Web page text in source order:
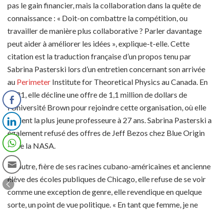
pas le gain financier, mais la collaboration dans la quête de
connaissance : « Doit-on combattre la compétition, ou
travailler de manière plus collaborative ? Parler davantage
peut aider à améliorer les idées », explique-t-elle. Cette
citation est la traduction française d’un propos tenu par
Sabrina Pasterski lors d’un entretien concernant son arrivée
au Perimeter Institute for Theoretical Physics au Canada. En
2021, elle décline une offre de 1,1 million de dollars de
l’Université Brown pour rejoindre cette organisation, où elle
devient la plus jeune professeure à 27 ans. Sabrina Pasterski a
également refusé des offres de Jeff Bezos chez Blue Origin
et de la NASA.
En outre, fière de ses racines cubano-américaines et ancienne
élève des écoles publiques de Chicago, elle refuse de se voir
comme une exception de genre, elle revendique en quelque
sorte, un point de vue politique. « En tant que femme, je ne